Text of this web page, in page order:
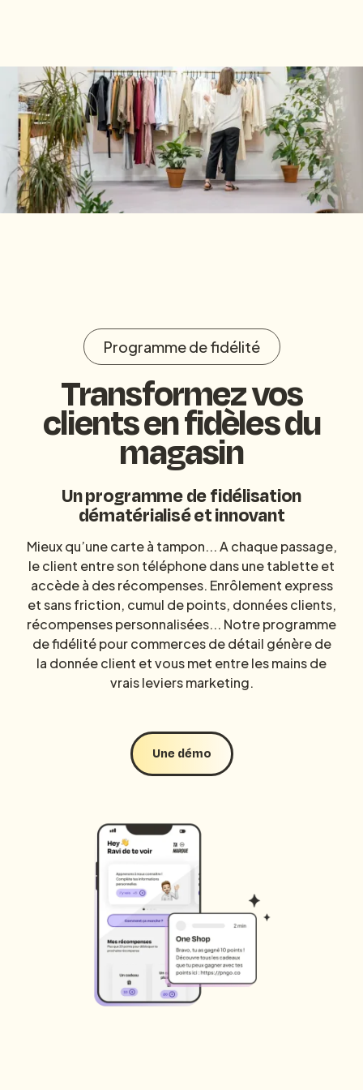
Programme de fidélité
Transformez vos
clients en fidèles du
magasin
Un programme de fidélisation
dématérialisé et innovant
Mieux qu’une carte à tampon... A chaque passage,
le client entre son téléphone dans une tablette et
accède à des récompenses. Enrôlement express
et sans friction, cumul de points, données clients,
récompenses personnalisées... Notreprogramme
de fidélité pour commerces de détail génère de
la donnée client et vous met entre les mains de
vrais leviers marketing.
Une démo